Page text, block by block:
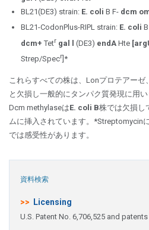
BL21(DE3) strain: E. coli B F- dcm
BL21-CodonPlus-RIPL strain: E. coli
dcm+ Tetr gal (DE3) endAHte
Strep/Specr ]*
これらすべての株は、Lonプロテアーゼ
と欠損し一般的にタンパク質発現に用
Dcm methylaseはE. coli B株では欠損し
ムに挿入されています。*Streptomycin
では感受性があります。
資料検索
>> Licensing
U.S. Patent No. 6,706,525 and